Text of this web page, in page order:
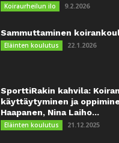
Koiraurheilun ilo 9.2.2026
Sammuttaminen
Eläinten koulutus 22.1.2026
SporttiRakin kahvila: Koiran
käyttäytyminen ja
Haapanen, Nina Laiho...
Eläinten koulutus 21.12.2025